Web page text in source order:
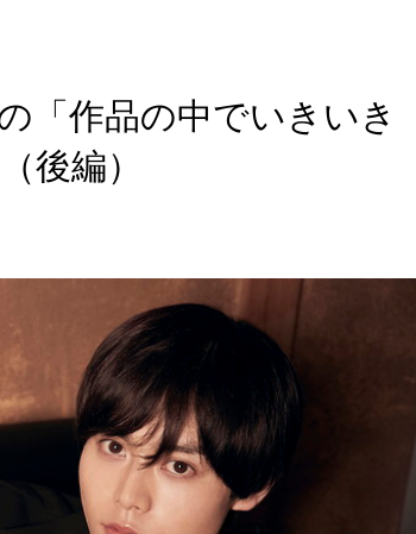
「作品の中でいきいき
後編）